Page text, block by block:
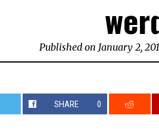
Published on January 2,
SHARE 0